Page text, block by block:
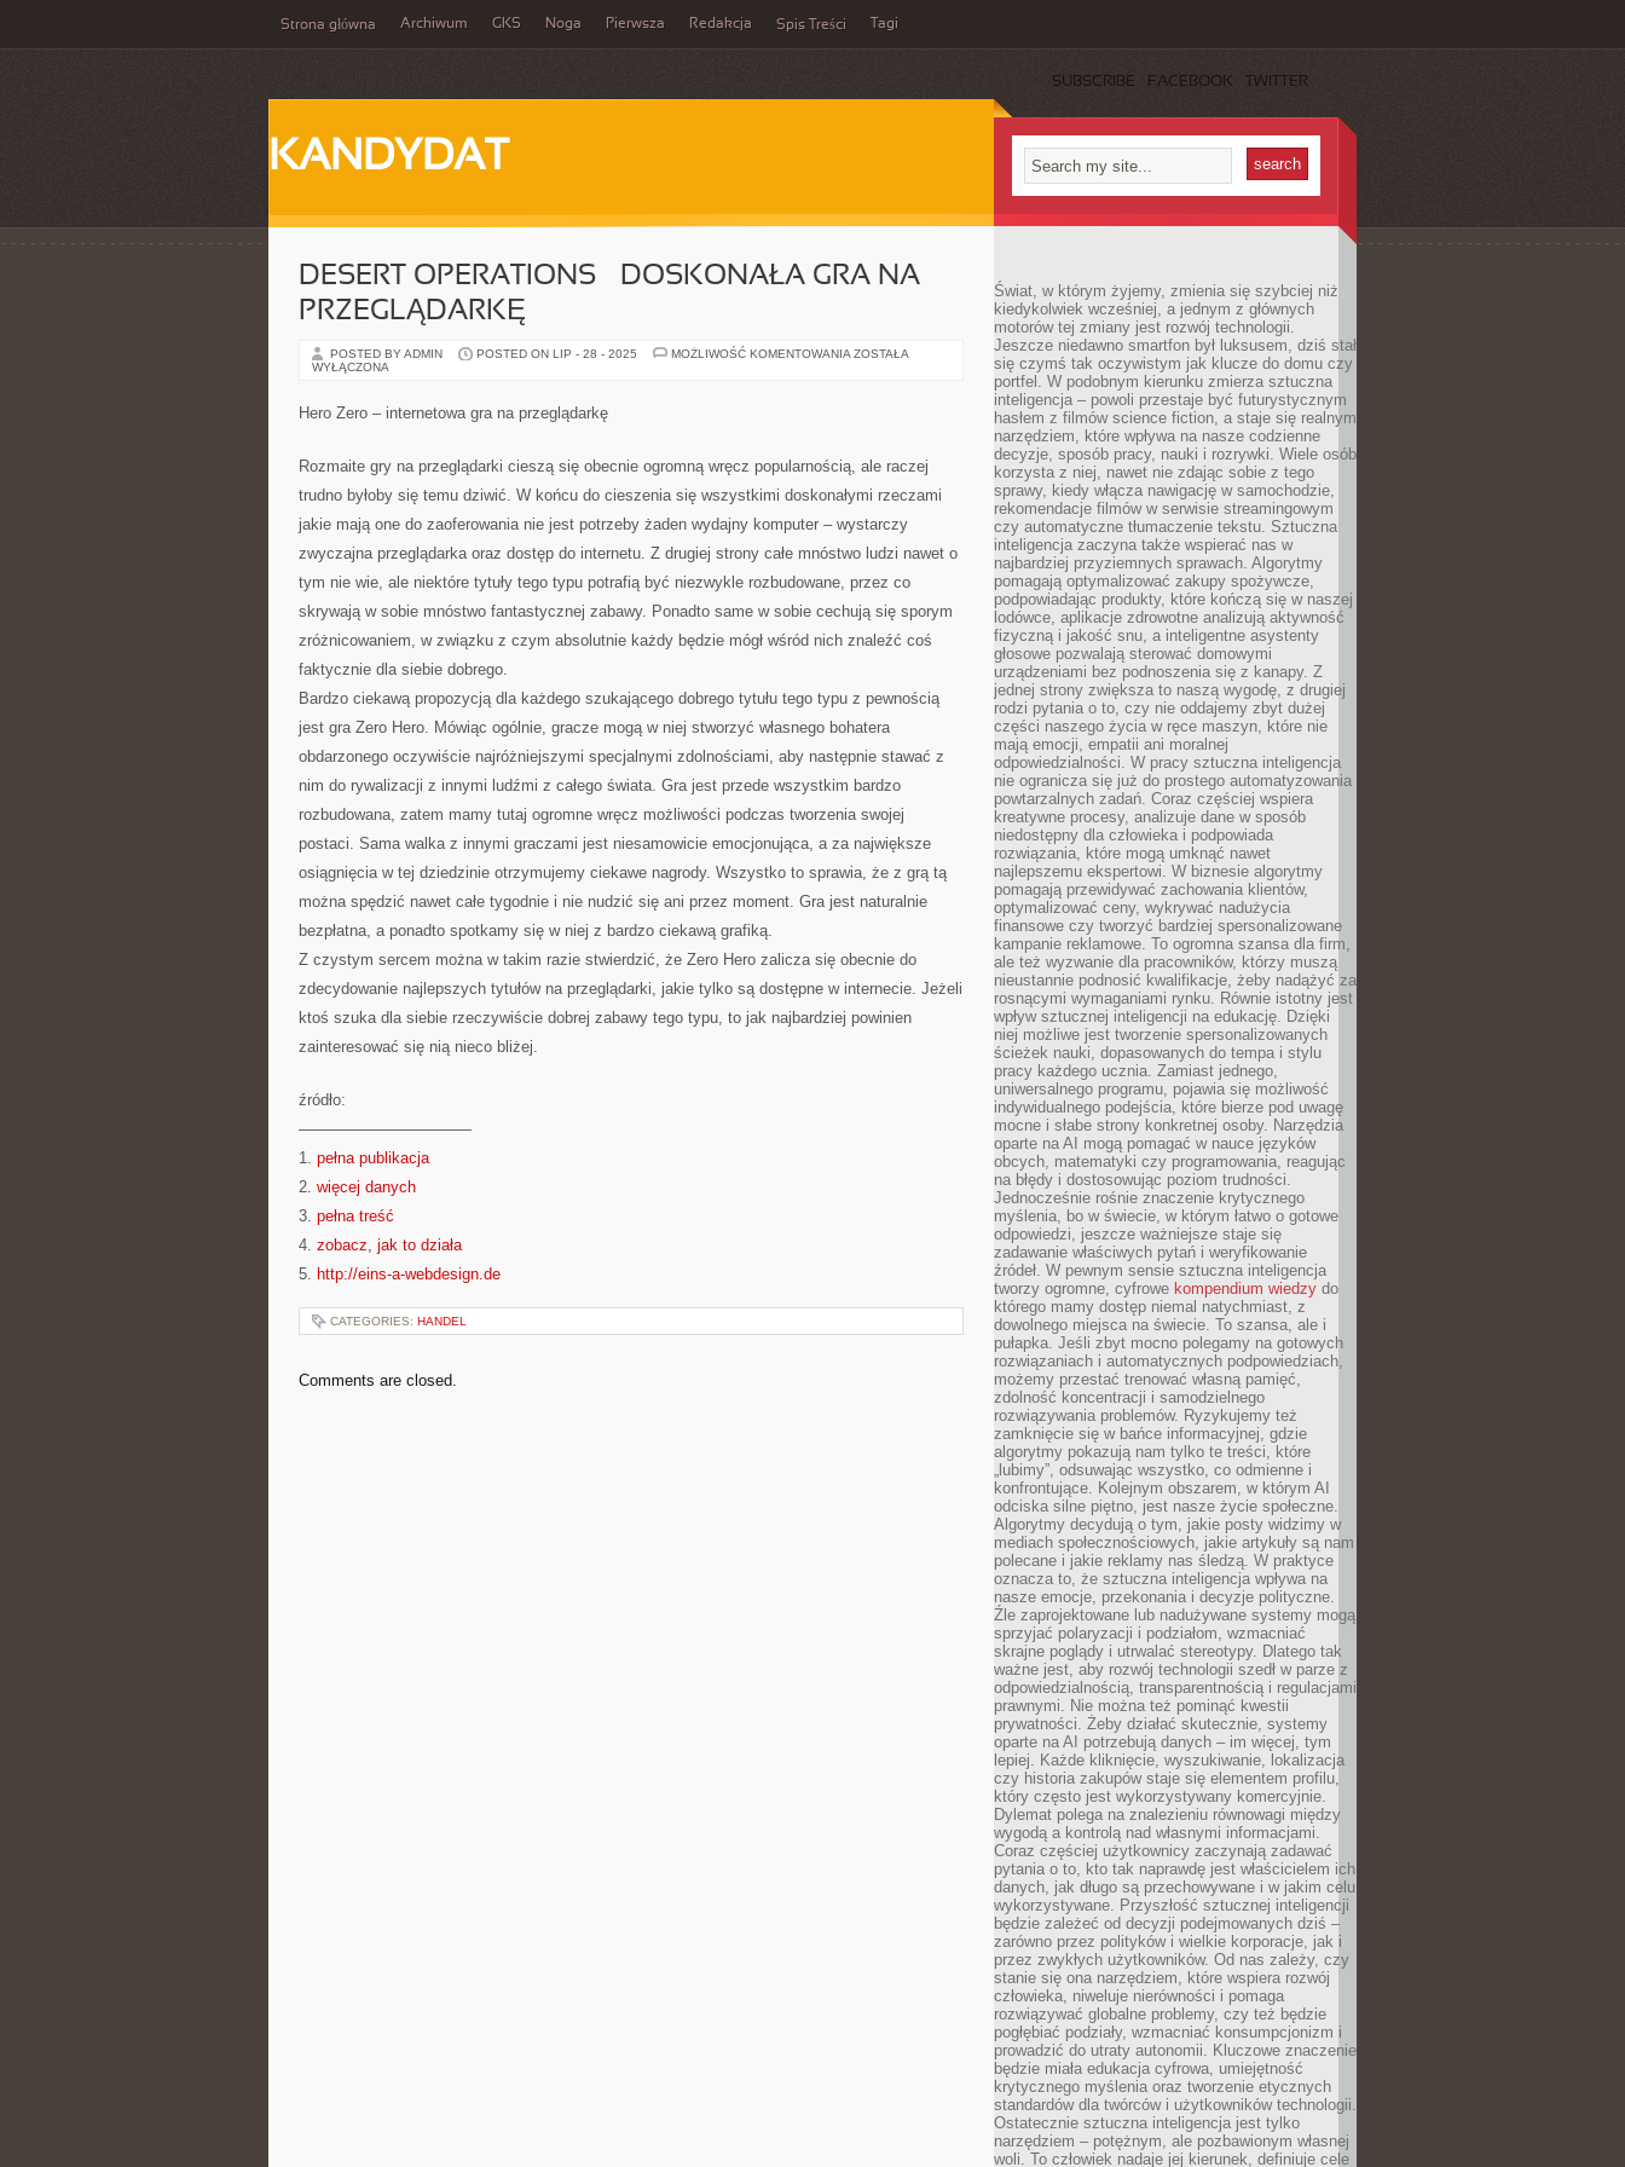
Strona główna Archiwum GKS Noga Pierwsza Redakcja Spis Treści Tagi
SUBSCRIBE FACEBOOK TWITTER
KANDYDAT
DESERT OPERATIONS – DOSKONAŁA GRA NA
PRZEGLĄDARKĘ
POSTED BY ADMIN POSTED ON LIP - 28 - 2025 MOŻLIWOŚĆ KOMENTOWANIA DESERT
ZOSTAŁA
WYŁĄCZONA
Hero Zero – internetowa gra na przeglądarkę
Rozmaite gry na przeglądarki cieszą się obecnie ogromną wręcz popularnością, ale raczej
trudno byłoby się temu dziwić. W końcu do cieszenia się wszystkimi doskonałymi rzeczami
jakie mają one do zaoferowania nie jest potrzeby żaden wydajny komputer – wystarczy
zwyczajna przeglądarka oraz dostęp do internetu. Z drugiej strony całe mnóstwo ludzi nawet o
tym nie wie, ale niektóre tytuły tego typu potrafią być niezwykle rozbudowane, przez co
skrywają w sobie mnóstwo fantastycznej zabawy. Ponadto same w sobie cechują się sporym
zróżnicowaniem, w związku z czym absolutnie każdy będzie mógł wśród nich znaleźć coś
faktycznie dla siebie dobrego.
Bardzo ciekawą propozycją dla każdego szukającego dobrego tytułu tego typu z pewnością
jest gra Zero Hero. Mówiąc ogólnie, gracze mogą w niej stworzyć własnego bohatera
obdarzonego oczywiście najróżniejszymi specjalnymi zdolnościami, aby następnie stawać z
nim do rywalizacji z innymi ludźmi z całego świata. Gra jest przede wszystkim bardzo
rozbudowana, zatem mamy tutaj ogromne wręcz możliwości podczas tworzenia swojej
postaci. Sama walka z innymi graczami jest niesamowicie emocjonująca, a za największe
osiągnięcia w tej dziedzinie otrzymujemy ciekawe nagrody. Wszystko to sprawia, że z grą tą
można spędzić nawet całe tygodnie i nie nudzić się ani przez moment. Gra jest naturalnie
bezpłatna, a ponadto spotkamy się w niej z bardzo ciekawą grafiką.
Z czystym sercem można w takim razie stwierdzić, że Zero Hero zalicza się obecnie do
zdecydowanie najlepszych tytułów na przeglądarki, jakie tylko są dostępne w internecie. Jeżeli
ktoś szuka dla siebie rzeczywiście dobrej zabawy tego typu, to jak najbardziej powinien
zainteresować się nią nieco bliżej.
źródło:
———————————
1. pełna publikacja
2. więcej danych
3. pełna treść
4. zobacz, jak to działa
5. http://eins-a-webdesign.de
CATEGORIES: HANDEL
Comments are closed.
Świat, w którym żyjemy, zmienia się szybciej niż
kiedykolwiek wcześniej, a jednym z głównych
motorów tej zmiany jest rozwój technologii.
Jeszcze niedawno smartfon był luksusem, dziś stał
się czymś tak oczywistym jak klucze do domu czy
portfel. W podobnym kierunku zmierza sztuczna
inteligencja – powoli przestaje być futurystycznym
hasłem z filmów science fiction, a staje się realnym
narzędziem, które wpływa na nasze codzienne
decyzje, sposób pracy, nauki i rozrywki. Wiele osób
korzysta z niej, nawet nie zdając sobie z tego
sprawy, kiedy włącza nawigację w samochodzie,
rekomendacje filmów w serwisie streamingowym
czy automatyczne tłumaczenie tekstu. Sztuczna
inteligencja zaczyna także wspierać nas w
najbardziej przyziemnych sprawach. Algorytmy
pomagają optymalizować zakupy spożywcze,
podpowiadając produkty, które kończą się w naszej
lodówce, aplikacje zdrowotne analizują aktywność
fizyczną i jakość snu, a inteligentne asystenty
głosowe pozwalają sterować domowymi
urządzeniami bez podnoszenia się z kanapy. Z
jednej strony zwiększa to naszą wygodę, z drugiej
rodzi pytania o to, czy nie oddajemy zbyt dużej
części naszego życia w ręce maszyn, które nie
mają emocji, empatii ani moralnej
odpowiedzialności. W pracy sztuczna inteligencja
nie ogranicza się już do prostego automatyzowania
powtarzalnych zadań. Coraz częściej wspiera
kreatywne procesy, analizuje dane w sposób
niedostępny dla człowieka i podpowiada
rozwiązania, które mogą umknąć nawet
najlepszemu ekspertowi. W biznesie algorytmy
pomagają przewidywać zachowania klientów,
optymalizować ceny, wykrywać nadużycia
finansowe czy tworzyć bardziej spersonalizowane
kampanie reklamowe. To ogromna szansa dla firm,
ale też wyzwanie dla pracowników, którzy muszą
nieustannie podnosić kwalifikacje, żeby nadążyć za
rosnącymi wymaganiami rynku. Równie istotny jest
wpływ sztucznej inteligencji na edukację. Dzięki
niej możliwe jest tworzenie spersonalizowanych
ścieżek nauki, dopasowanych do tempa i stylu
pracy każdego ucznia. Zamiast jednego,
uniwersalnego programu, pojawia się możliwość
indywidualnego podejścia, które bierze pod uwagę
mocne i słabe strony konkretnej osoby. Narzędzia
oparte na AI mogą pomagać w nauce języków
obcych, matematyki czy programowania, reagując
na błędy i dostosowując poziom trudności.
Jednocześnie rośnie znaczenie krytycznego
myślenia, bo w świecie, w którym łatwo o gotowe
odpowiedzi, jeszcze ważniejsze staje się
zadawanie właściwych pytań i weryfikowanie
źródeł. W pewnym sensie sztuczna inteligencja
tworzy ogromne, cyfrowe kompendium wiedzy do
którego mamy dostęp niemal natychmiast, z
dowolnego miejsca na świecie. To szansa, ale i
pułapka. Jeśli zbyt mocno polegamy na gotowych
rozwiązaniach i automatycznych podpowiedziach,
możemy przestać trenować własną pamięć,
zdolność koncentracji i samodzielnego
rozwiązywania problemów. Ryzykujemy też
zamknięcie się w bańce informacyjnej, gdzie
algorytmy pokazują nam tylko te treści, które
„lubimy”, odsuwając wszystko, co odmienne i
konfrontujące. Kolejnym obszarem, w którym AI
odciska silne piętno, jest nasze życie społeczne.
Algorytmy decydują o tym, jakie posty widzimy w
mediach społecznościowych, jakie artykuły są nam
polecane i jakie reklamy nas śledzą. W praktyce
oznacza to, że sztuczna inteligencja wpływa na
nasze emocje, przekonania i decyzje polityczne.
Źle zaprojektowane lub nadużywane systemy mogą
sprzyjać polaryzacji i podziałom, wzmacniać
skrajne poglądy i utrwalać stereotypy. Dlatego tak
ważne jest, aby rozwój technologii szedł w parze z
odpowiedzialnością, transparentnością i regulacjami
prawnymi. Nie można też pominąć kwestii
prywatności. Żeby działać skutecznie, systemy
oparte na AI potrzebują danych – im więcej, tym
lepiej. Każde kliknięcie, wyszukiwanie, lokalizacja
czy historia zakupów staje się elementem profilu,
który często jest wykorzystywany komercyjnie.
Dylemat polega na znalezieniu równowagi między
wygodą a kontrolą nad własnymi informacjami.
Coraz częściej użytkownicy zaczynają zadawać
pytania o to, kto tak naprawdę jest właścicielem ich
danych, jak długo są przechowywane i w jakim celu
wykorzystywane. Przyszłość sztucznej inteligencji
będzie zależeć od decyzji podejmowanych dziś –
zarówno przez polityków i wielkie korporacje, jak i
przez zwykłych użytkowników. Od nas zależy, czy
stanie się ona narzędziem, które wspiera rozwój
człowieka, niweluje nierówności i pomaga
rozwiązywać globalne problemy, czy też będzie
pogłębiać podziały, wzmacniać konsumpcjonizm i
prowadzić do utraty autonomii. Kluczowe znaczenie
będzie miała edukacja cyfrowa, umiejętność
krytycznego myślenia oraz tworzenie etycznych
standardów dla twórców i użytkowników technologii.
Ostatecznie sztuczna inteligencja jest tylko
narzędziem – potężnym, ale pozbawionym własnej
woli. To człowiek nadaje jej kierunek, definiuje cele